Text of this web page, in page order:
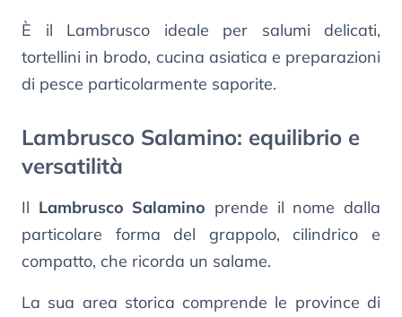
È il Lambrusco ideale per salumi delicati,
tortellini in brodo, cucina asiatica e preparazioni
di pesce particolarmente saporite.
Lambrusco Salamino: equilibrio e
versatilità
Il Lambrusco Salamino prende il nome dalla
particolare forma del grappolo, cilindrico e
compatto, che ricorda un salame.
La sua area storica comprende le province di